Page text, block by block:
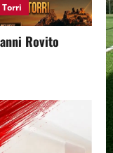
Torri
Rovito